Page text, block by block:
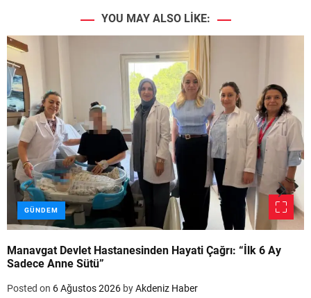
YOU MAY ALSO LIKE:
GÜNDEM
Manavgat Devlet Hastanesinden Hayati Çağrı: “İlk 6 Ay
Sadece Anne Sütü”
Posted on 6 Ağustos 2026 byAkdeniz Haber